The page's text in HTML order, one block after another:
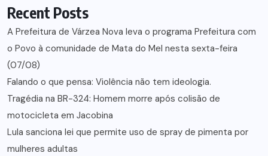
Recent Posts
A Prefeitura de Várzea Nova leva o programa Prefeitura com
o Povo à comunidade de Mata do Mel nesta sexta-feira
(07/08)
Falando o que pensa: Violência não tem ideologia.
Tragédia na BR-324: Homem morre após colisão de
motocicleta em Jacobina
Lula sanciona lei que permite uso de spray de pimenta por
mulheres adultas